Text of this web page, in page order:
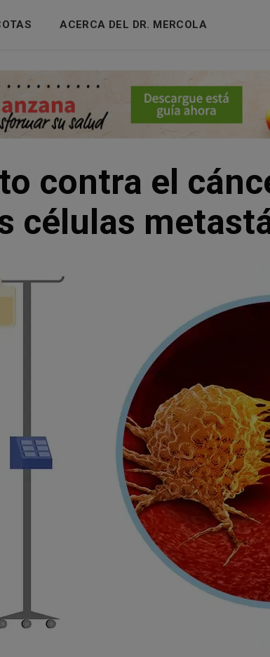
ACERCA DEL DR. MERCOLA
contra el
células